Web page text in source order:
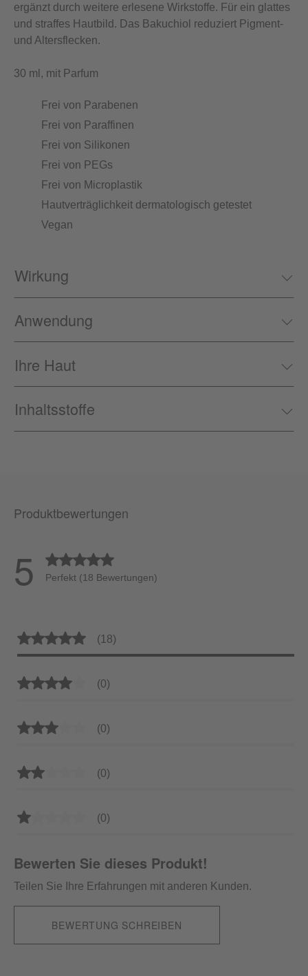
ergänzt durch weitere erlesene Wirkstoffe. Für ein glattes
und straffes Hautbild. Das Bakuchiol reduziert Pigment-
und Altersflecken.
30 ml, mit Parfum
Frei von Parabenen
Frei von Paraffinen
Frei von Silikonen
Frei von PEGs
Frei von Microplastik
Hautverträglichkeit dermatologisch getestet
Vegan
Wirkung
Anwendung
Ihre Haut
Inhaltsstoffe
Produktbewertungen
5 Durchschnittliche Bewertung von 5 von 5 Sternen
Perfekt (18 Bewertungen)
Durchschnittliche Bewertung von 5 von 5 Sternen
(18)
Durchschnittliche Bewertung von 4 von 5 Sternen
(0)
Durchschnittliche Bewertung von 3 von 5 Sternen
(0)
Durchschnittliche Bewertung von 2 von 5 Sternen
(0)
Durchschnittliche Bewertung von 1 von 5 Sternen
(0)
Bewerten Sie dieses Produkt!
Teilen Sie Ihre Erfahrungen mit anderen Kunden.
BEWERTUNG SCHREIBEN